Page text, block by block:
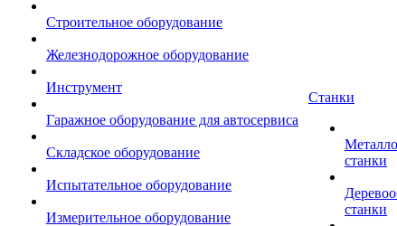
Строительное оборудование
Железнодорожное оборудование
Инструмент
Гаражное оборудование для автосервиса
Складское оборудование
Испытательное оборудование
Измерительное оборудование
Станки
станки
станки